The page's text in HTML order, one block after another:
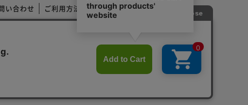
い合わせ ご利用方法 ご利用規約